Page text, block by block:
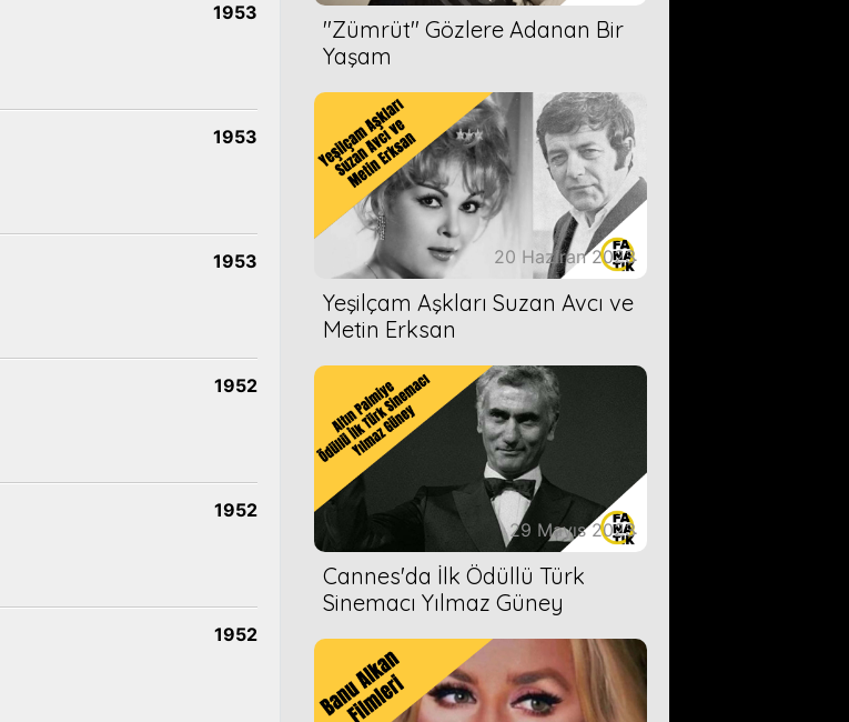
1953
1953
1953
1952
1952
1952
''Zümrüt'' Gözlere Adanan Bir
Yaşam
20 Haziran 2023
Yeşilçam Aşkları Suzan Avcı ve
Metin Erksan
29 Mayıs 2023
Cannes'da İlk Ödüllü Türk
Sinemacı Yılmaz Güney